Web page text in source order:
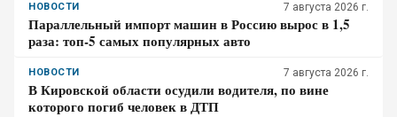
НОВОСТИ 7 августа 2026 г.
Параллельный импорт машин в Россию вырос в 1,5
раза: топ-5 самых популярных авто
НОВОСТИ 7 августа 2026 г.
В Кировской области осудили водителя, по вине
которого погиб человек в ДТП